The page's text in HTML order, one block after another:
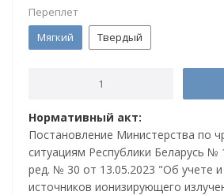
Переплет
Мягкий
Твердый
Нормативный акт:
Постановление Министерства по
ситуациям Республики Беларусь №
ред. № 30 от 13.05.2023 "Об учете
источников ионизирующего